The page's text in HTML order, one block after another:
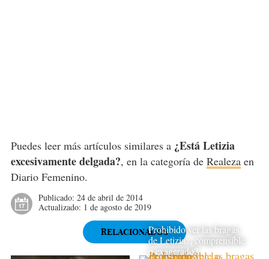
Puedes leer más artículos similares a ¿Está Letizia
excesivamente delgada?, en la categoría de Realezaen
Diario Femenino.
Publicado: 24 de abril de 2014
Actualizado: 1 de agosto de 2019
RELACIONADOSProhibido ver las bragas
de Letizia: ¿comprensible
o exagerado?